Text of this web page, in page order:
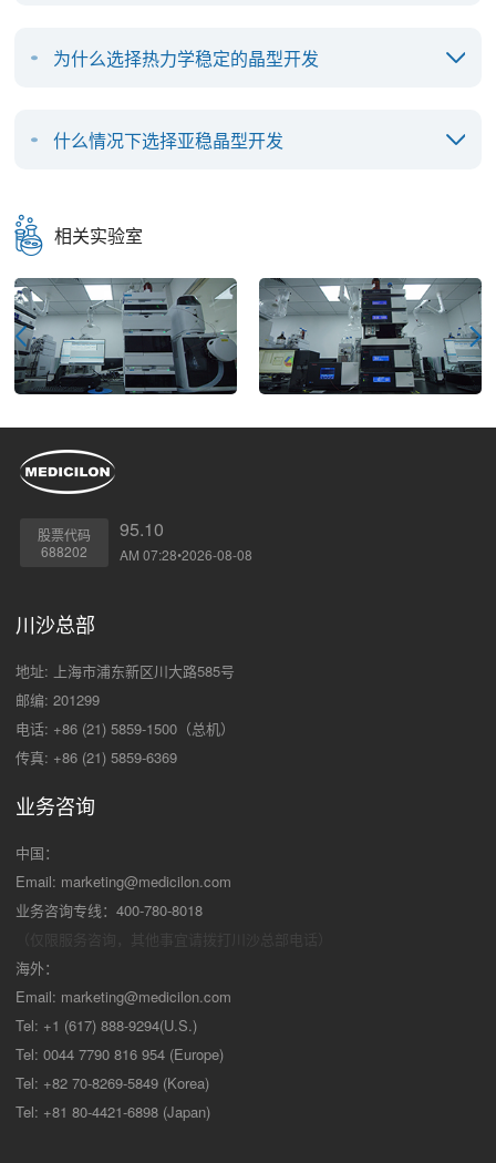
为什么选择热力学稳定的晶型开发
什么情况下选择亚稳晶型开发
相关实验室
股票代码
688202
95.10
AM 07:28•2026-08-08
川沙总部
地址: 上海市浦东新区川大路585号
邮编: 201299
电话: +86 (21) 5859-1500（总机）
传真: +86 (21) 5859-6369
业务咨询
中国：
Email: marketing@medicilon.com
业务咨询专线：400-780-8018
海外：
Email: marketing@medicilon.com
Tel: +1 (617) 888-9294(U.S.)
Tel: 0044 7790 816 954 (Europe)
Tel: +82 70-8269-5849 (Korea)
Tel: +81 80-4421-6898 (Japan)